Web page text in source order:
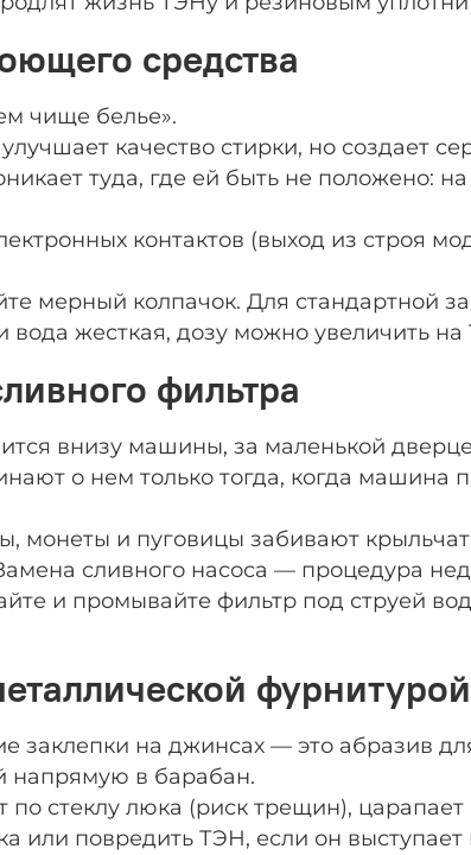
средства
чище белье».
качество стирки, но создает
туда, где ей быть не положено:
контактов (выход из строя
мерный колпачок. Для стандартной
вода жесткая, дозу можно увеличить на
фильтра
внизу машины, за маленькой
о нем только тогда, когда машина
монеты и пуговицы забивают
сливного насоса — процедура
и промывайте фильтр под струей
заклепки на джинсах — это абразив
напрямую в барабан.
по стеклу люка (риск трещин),
или повредить ТЭН, если он выступает